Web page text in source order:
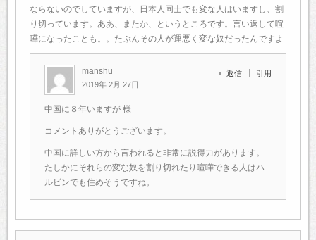
ならないのでしていますが、日本人同士でも変な人はいますし、割
り切っています。ああ、またか、というところです。言い返して喧
嘩になったことも。。たぶんその人が運悪く変な奴だったんですよ
manshu
2019年 2月 27日
返信 引用
中国に８年いますが 様
コメントありがとうございます。
中国に詳しい方から言われると非常に説得力があります。
たしかにそれらの変な奴を割り切れたり喧嘩できる人はハ
ルビンでも住めそうですね。